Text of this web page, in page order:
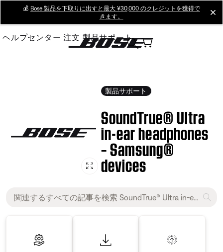
Main
💰 Bose 製品を下取りに出すと最大 ¥30,000 のクレジットを獲得で
きます。
ヘルプセンター 注文 製品サポート
製品サポート
SoundTrue® Ultra
in-ear headphones
– Samsung®
devices